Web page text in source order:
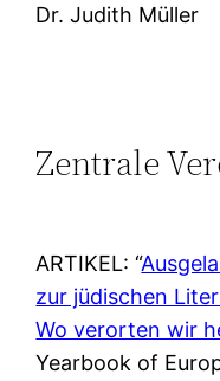
Dr. Judith Müller
Zentrale
ARTIKEL: “
zur jüdischen
Wo verorten wir
Yearbook of